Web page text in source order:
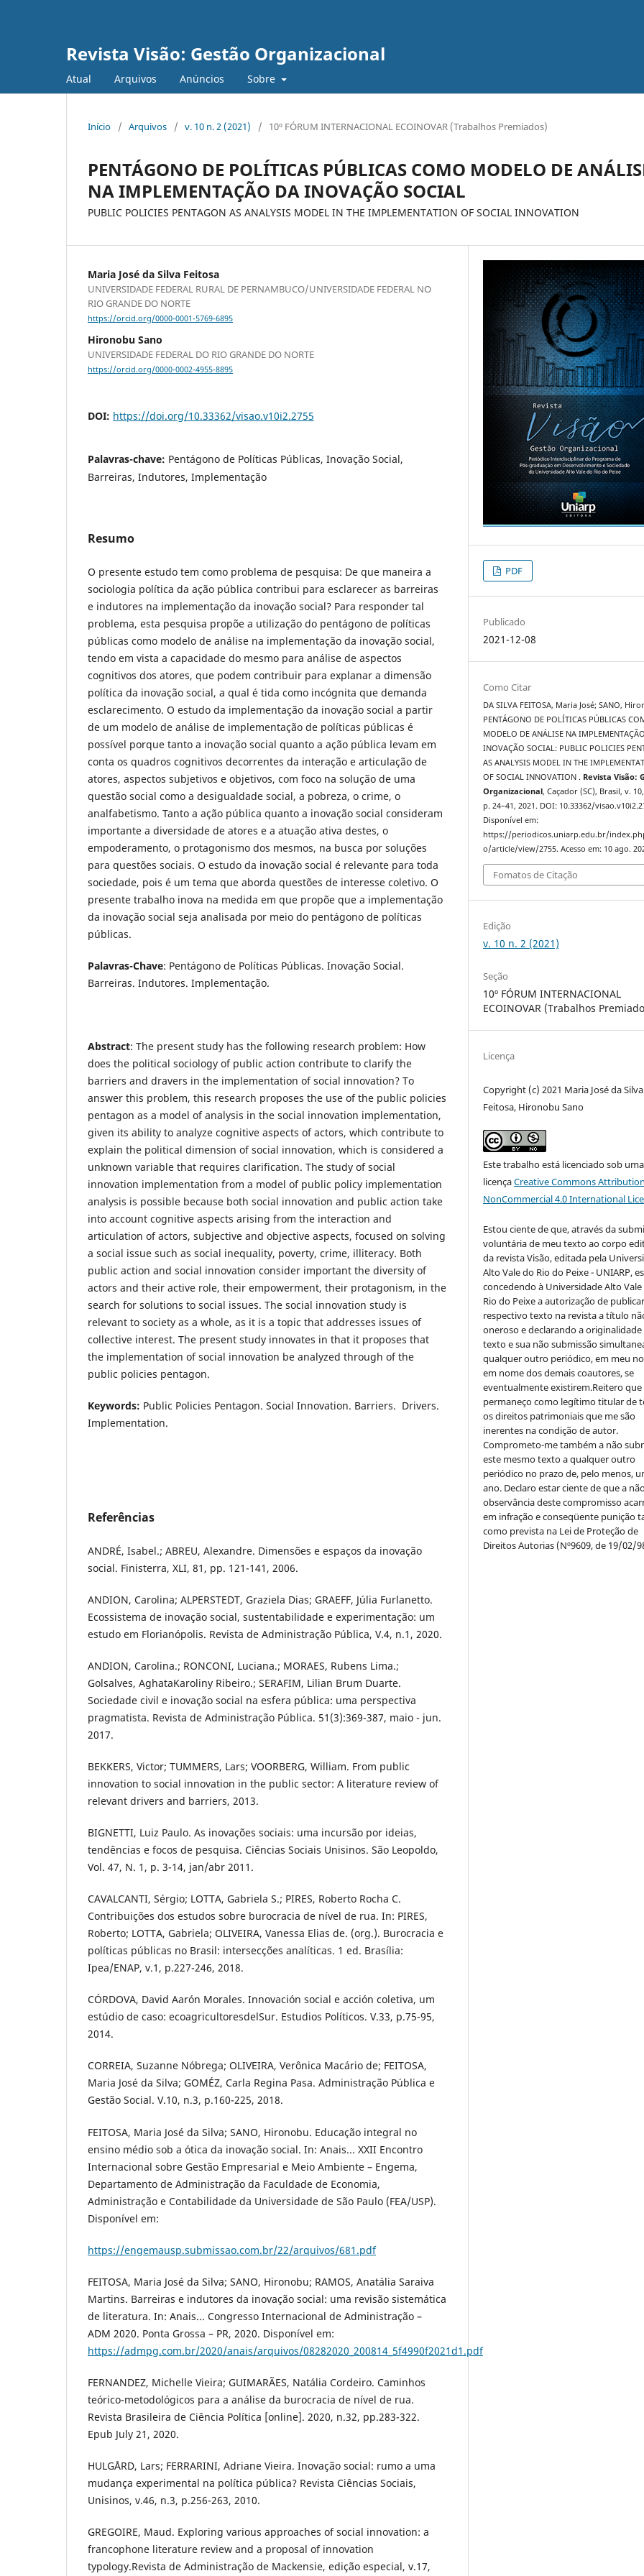
Revista Visão: Gestão Organizacional
Atual Arquivos Anúncios Sobre
Início / Arquivos / v. 10 n. 2 (2021) / 10º FÓRUM INTERNACIONAL ECOINOVAR (Trabalhos Premiados)
PENTÁGONO DE POLÍTICAS PÚBLICAS COMO MODELO DE
NA IMPLEMENTAÇÃO DA INOVAÇÃO SOCIAL
PUBLIC POLICIES PENTAGON AS ANALYSIS MODEL IN THE IMPLEMENTATION OF SOCIAL INNOVATION
Maria José da Silva Feitosa
UNIVERSIDADE FEDERAL RURAL DE PERNAMBUCO/UNIVERSIDADE FEDERAL NO
RIO GRANDE DO NORTE
https://orcid.org/0000-0001-5769-6895
Hironobu Sano
UNIVERSIDADE FEDERAL DO RIO GRANDE DO NORTE
https://orcid.org/0000-0002-4955-8895
DOI: https://doi.org/10.33362/visao.v10i2.2755
Palavras-chave: Pentágono de Políticas Públicas, Inovação Social,
Barreiras, Indutores, Implementação
Resumo
O presente estudo tem como problema de pesquisa: De que maneira a
sociologia política da ação pública contribui para esclarecer as barreiras
e indutores na implementação da inovação social? Para responder tal
problema, esta pesquisa propõe a utilização do pentágono de políticas
públicas como modelo de análise na implementação da inovação social,
tendo em vista a capacidade do mesmo para análise de aspectos
cognitivos dos atores, que podem contribuir para explanar a dimensão
política da inovação social, a qual é tida como incógnita que demanda
esclarecimento. O estudo da implementação da inovação social a partir
de um modelo de análise de implementação de políticas públicas é
possível porque tanto a inovação social quanto a ação pública levam em
conta os quadros cognitivos decorrentes da interação e articulação de
atores, aspectos subjetivos e objetivos, com foco na solução de uma
questão social como a desigualdade social, a pobreza, o crime, o
analfabetismo. Tanto a ação pública quanto a inovação social consideram
importante a diversidade de atores e a atuação ativa destes, o
empoderamento, o protagonismo dos mesmos, na busca por soluções
para questões sociais. O estudo da inovação social é relevante para toda
sociedade, pois é um tema que aborda questões de interesse coletivo. O
presente trabalho inova na medida em que propõe que a implementação
da inovação social seja analisada por meio do pentágono de políticas
públicas.
Palavras-Chave: Pentágono de Políticas Públicas. Inovação Social.
Barreiras. Indutores. Implementação.
Abstract: The present study has the following research problem: How
does the political sociology of public action contribute to clarify the
barriers and dravers in the implementation of social innovation? To
answer this problem, this research proposes the use of the public policies
pentagon as a model of analysis in the social innovation implementation,
given its ability to analyze cognitive aspects of actors, which contribute to
explain the political dimension of social innovation, which is considered a
unknown variable that requires clarification. The study of social
innovation implementation from a model of public policy implementation
analysis is possible because both social innovation and public action take
into account cognitive aspects arising from the interaction and
articulation of actors, subjective and objective aspects, focused on solving
a social issue such as social inequality, poverty, crime, illiteracy. Both
public action and social innovation consider important the diversity of
actors and their active role, their empowerment, their protagonism, in the
search for solutions to social issues. The social innovation study is
relevant to society as a whole, as it is a topic that addresses issues of
collective interest. The present study innovates in that it proposes that
the implementation of social innovation be analyzed through of the
public policies pentagon.
Keywords: Public Policies Pentagon. Social Innovation. Barriers. Drivers.
Implementation.
Referências
ANDRÉ, Isabel.; ABREU, Alexandre. Dimensões e espaços da inovação
social. Finisterra, XLI, 81, pp. 121-141, 2006.
ANDION, Carolina; ALPERSTEDT, Graziela Dias; GRAEFF, Júlia Furlanetto.
Ecossistema de inovação social, sustentabilidade e experimentação: um
estudo em Florianópolis. Revista de Administração Pública, V.4, n.1, 2020.
ANDION, Carolina.; RONCONI, Luciana.; MORAES, Rubens Lima.;
Golsalves, AghataKaroliny Ribeiro.; SERAFIM, Lilian Brum Duarte.
Sociedade civil e inovação social na esfera pública: uma perspectiva
pragmatista. Revista de Administração Pública. 51(3):369-387, maio - jun.
2017.
BEKKERS, Victor; TUMMERS, Lars; VOORBERG, William. From public
innovation to social innovation in the public sector: A literature review of
relevant drivers and barriers, 2013.
BIGNETTI, Luiz Paulo. As inovações sociais: uma incursão por ideias,
tendências e focos de pesquisa. Ciências Sociais Unisinos. São Leopoldo,
Vol. 47, N. 1, p. 3-14, jan/abr 2011.
CAVALCANTI, Sérgio; LOTTA, Gabriela S.; PIRES, Roberto Rocha C.
Contribuições dos estudos sobre burocracia de nível de rua. In: PIRES,
Roberto; LOTTA, Gabriela; OLIVEIRA, Vanessa Elias de. (org.). Burocracia e
políticas públicas no Brasil: intersecções analíticas. 1 ed. Brasília:
Ipea/ENAP, v.1, p.227-246, 2018.
CÓRDOVA, David Aarón Morales. Innovación social e acción coletiva, um
estúdio de caso: ecoagricultoresdelSur. Estudios Políticos. V.33, p.75-95,
2014.
CORREIA, Suzanne Nóbrega; OLIVEIRA, Verônica Macário de; FEITOSA,
Maria José da Silva; GOMÉZ, Carla Regina Pasa. Administração Pública e
Gestão Social. V.10, n.3, p.160-225, 2018.
FEITOSA, Maria José da Silva; SANO, Hironobu. Educação integral no
ensino médio sob a ótica da inovação social. In: Anais... XXII Encontro
Internacional sobre Gestão Empresarial e Meio Ambiente – Engema,
Departamento de Administração da Faculdade de Economia,
Administração e Contabilidade da Universidade de São Paulo (FEA/USP).
Disponível em:
https://engemausp.submissao.com.br/22/arquivos/681.pdf
FEITOSA, Maria José da Silva; SANO, Hironobu; RAMOS, Anatália Saraiva
Martins. Barreiras e indutores da inovação social: uma revisão sistemática
de literatura. In: Anais... Congresso Internacional de Administração –
ADM 2020. Ponta Grossa – PR, 2020. Disponível em:
https://admpg.com.br/2020/anais/arquivos/08282020_200814_5f4990f2021d1.pdf
FERNANDEZ, Michelle Vieira; GUIMARÃES, Natália Cordeiro. Caminhos
teórico-metodológicos para a análise da burocracia de nível de rua.
Revista Brasileira de Ciência Política [online]. 2020, n.32, pp.283-322.
Epub July 21, 2020.
HULGÅRD, Lars; FERRARINI, Adriane Vieira. Inovação social: rumo a uma
mudança experimental na política pública? Revista Ciências Sociais,
Unisinos, v.46, n.3, p.256-263, 2010.
GREGOIRE, Maud. Exploring various approaches of social innovation: a
francophone literature review and a proposal of innovation
typology.Revista de Administração de Mackensie, edição especial, v.17,
PDF
Publicado
2021-12-08
Como Citar
DA SILVA FEITOSA, Maria José; SANO,
PENTÁGONO DE POLÍTICAS PÚBLICAS
MODELO DE ANÁLISE NA
INOVAÇÃO SOCIAL: PUBLIC POLICIES
AS ANALYSIS MODEL IN THE
OF SOCIAL INNOVATION . Revista Visão:
Organizacional, Caçador (SC), Brasil, v.
p. 24–41, 2021. DOI: 10.33362/
Disponível em:
https://periodicos.uniarp.edu.br/
o/article/view/2755. Acesso em: 10 ago.
Fomatos de Citação
Edição
v. 10 n. 2 (2021)
Seção
10º FÓRUM INTERNACIONAL
ECOINOVAR (Trabalhos
Licença
Copyright (c) 2021 Maria José da Silva
Feitosa, Hironobu Sano
Este trabalho está licenciado sob uma
licençaCreative Commons
NonCommercial 4.0 International
Estou ciente de que, através da
voluntária de meu texto ao corpo
da revista Visão, editada pela
Alto Vale do Rio do Peixe - UNIARP,
concedendo à Universidade Alto
Rio do Peixe a autorização de
respectivo texto na revista a título
oneroso e declarando a
texto e sua não submissão
qualquer outro periódico, em meu
em nome dos demais coautores, se
eventualmente existirem.Reitero que
permaneço como legítimo titular de
os direitos patrimoniais que me são
inerentes na condição de autor.
Comprometo-me também a não
este mesmo texto a qualquer outro
periódico no prazo de, pelo menos,
ano. Declaro estar ciente de que a
observância deste compromisso
em infração e conseqüente punição
como prevista na Lei de Proteção de
Direitos Autorias (Nº9609, de 19/02/